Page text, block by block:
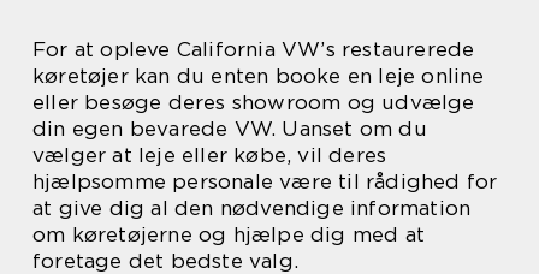
For at opleve California VW’s restaurerede
køretøjer kan du enten booke en leje online
eller besøge deres showroom og udvælge
din egen bevarede VW. Uanset om du
vælger at leje eller købe, vil deres
hjælpsomme personale være til rådighed for
at give dig al den nødvendige information
om køretøjerne og hjælpe dig med at
foretage det bedste valg.